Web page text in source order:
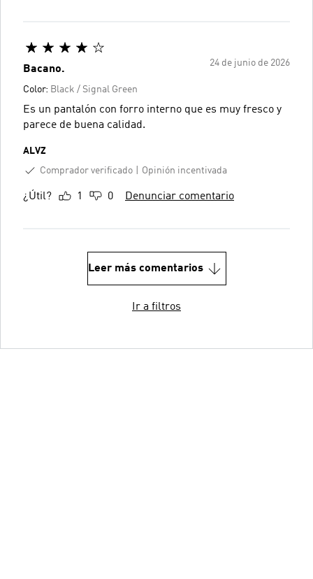
24 de junio de 2026
Bacano.
Color: Black / Signal Green
Es un pantalón con forro interno que es muy fresco y
parece de buena calidad.
ALVZ
Comprador verificado
Opinión incentivada
¿Útil? 1 0 Denunciar comentario
Leer más comentarios
Ir a filtros